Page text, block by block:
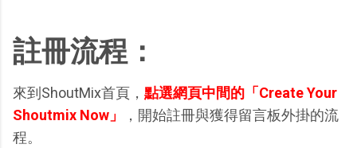
註冊流程：
來到ShoutMix首頁， 點選網頁中間的「Create Your
Shoutmix Now」
，開始註冊與獲得留言板外掛的流
程。